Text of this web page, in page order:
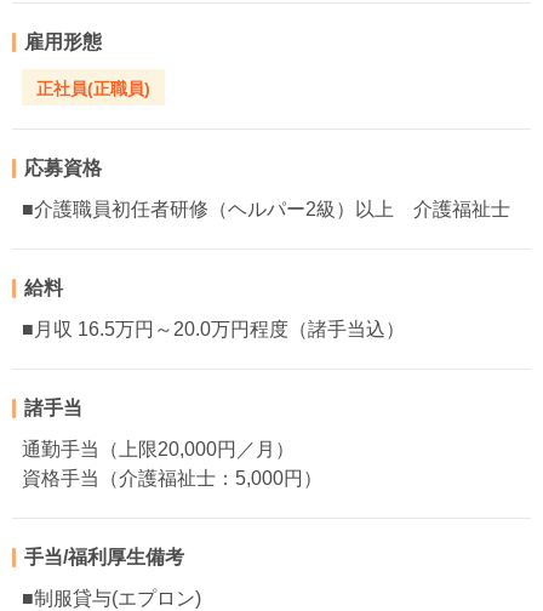
雇用形態
正社員(正職員)
応募資格
■介護職員初任者研修（ヘルパー2級）以上 介護福祉士
給料
■月収 16.5万円～20.0万円程度（諸手当込）
諸手当
通勤手当（上限20,000円／月）
資格手当（介護福祉士：5,000円）
手当/福利厚生備考
■制服貸与(エプロン)